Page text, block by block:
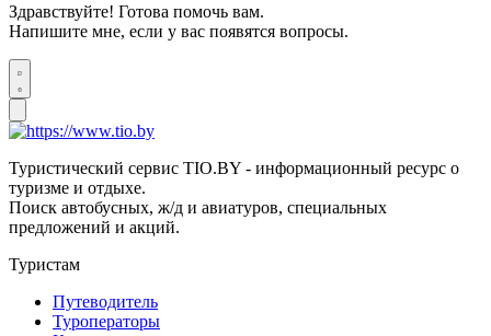
Здравствуйте! Готова помочь вам.
Напишите мне, если у вас появятся вопросы.
Туристический сервис TIO.BY - информационный ресурс о
туризме и отдыхе.
Поиск автобусных, ж/д и авиатуров, специальных
предложений и акций.
Туристам
Путеводитель
Туроператоры